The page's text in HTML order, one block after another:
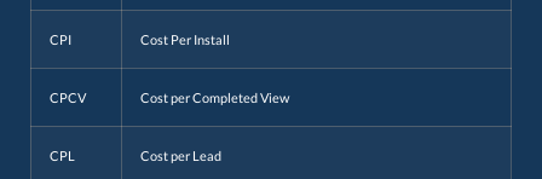
CPI Cost Per Install
CPCV Cost per Completed View
CPL Cost per Lead